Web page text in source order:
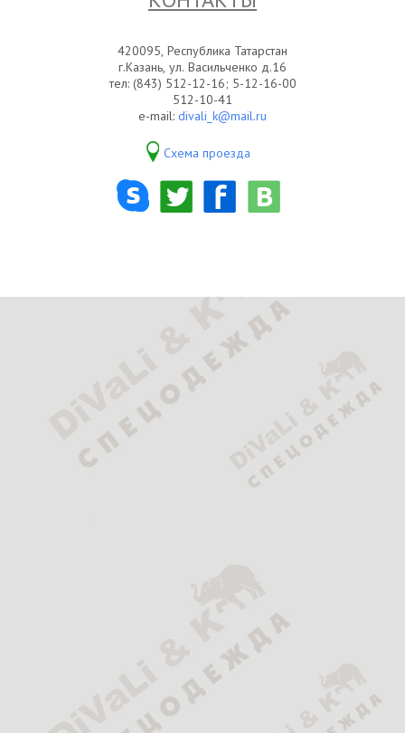
420095, Республика Татарстан
г.Казань, ул. Васильченко д.16
тел: (843) 512-12-16; 5-12-16-00
512-10-41
e-mail: divali_k@mail.ru
Схема проезда